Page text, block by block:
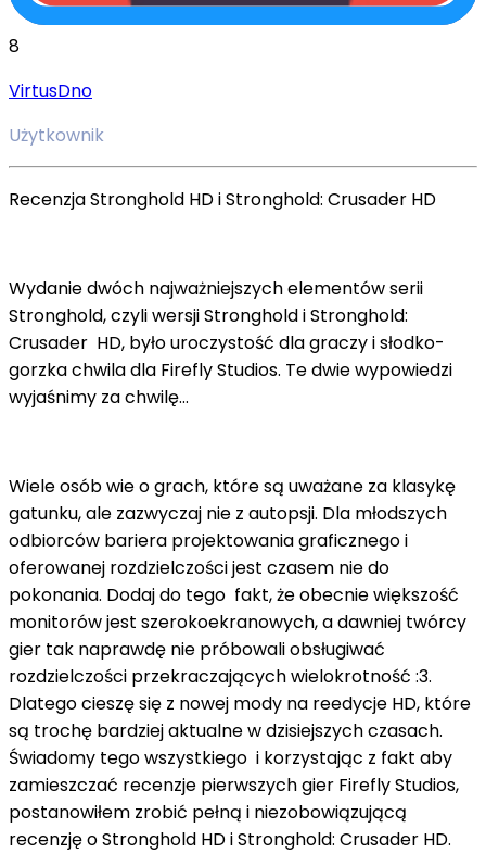
8
VirtusDno
Użytkownik
Recenzja Stronghold HD i Stronghold: Crusader HD
Wydanie dwóch najważniejszych elementów serii
Stronghold, czyli wersji Stronghold i Stronghold:
Crusader HD, było uroczystość dla graczy i słodko-
gorzka chwila dla Firefly Studios. Te dwie wypowiedzi
wyjaśnimy za chwilę...
Wiele osób wie o grach, które są uważane za klasykę
gatunku, ale zazwyczaj nie z autopsji. Dla młodszych
odbiorców bariera projektowania graficznego i
oferowanej rozdzielczości jest czasem nie do
pokonania. Dodaj do tego fakt, że obecnie większość
monitorów jest szerokoekranowych, a dawniej twórcy
gier tak naprawdę nie próbowali obsługiwać
rozdzielczości przekraczających wielokrotność :3.
Dlatego cieszę się z nowej mody na reedycje HD, które
są trochę bardziej aktualne w dzisiejszych czasach.
Świadomy tego wszystkiego i korzystając z fakt aby
zamieszczać recenzje pierwszych gier Firefly Studios,
postanowiłem zrobić pełną i niezobowiązującą
recenzję o Stronghold HD i Stronghold: Crusader HD.